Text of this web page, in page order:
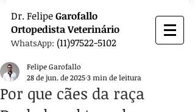
Dr. FelipeGarofallo
OrtopedistaVeterinário
WhatsApp: (11)97522-5102
Por que cães da raça
Felipe Garofallo
28 de jun. de 20253 min de leitura